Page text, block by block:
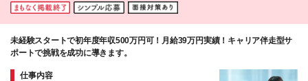
未経験スタートで初年度年収500万円可！月給39万円実績！キャリア伴走型サ
ポートで挑戦を成功に導きます。
仕事内容